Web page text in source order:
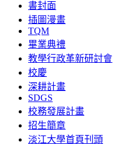
書封面
插圖漫畫
TQM
畢業典禮
教學行政革新研討會
校慶
深耕計畫
SDGS
校務發展計畫
招生簡章
淡江大學首頁刊頭